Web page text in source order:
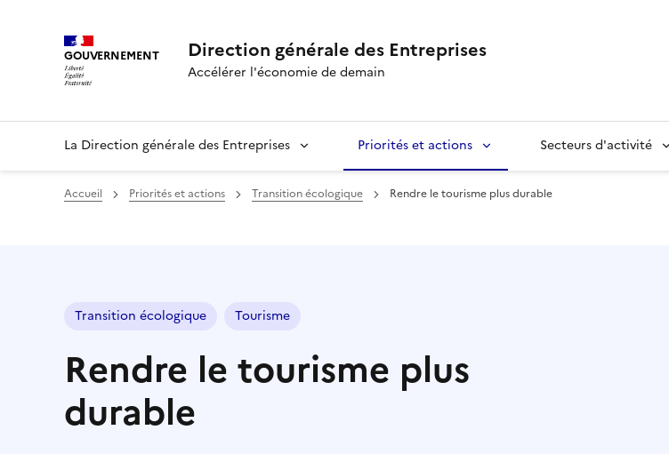
GOUVERNEMENT Direction générale des Entreprises
Accélérer l'économie de demain
La Direction générale des Entreprises Priorités et actions Secteurs d'activité
Accueil Priorités et actions Transition écologique Rendre le tourisme plus durable
Transition écologique Tourisme
Rendre le tourisme plus
durable